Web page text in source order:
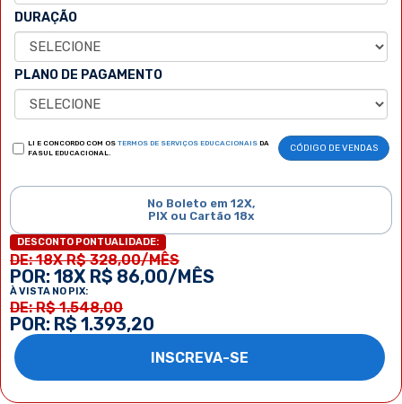
DURAÇÃO
PLANO DE PAGAMENTO
LI E CONCORDO COM OS TERMOS DE SERVIÇOS EDUCACIONAIS DA
FASUL EDUCACIONAL.
CÓDIGO DE VENDAS
No Boleto em 12X,
PIX ou Cartão 18x
DESCONTO PONTUALIDADE:
DE: 18X R$ 328,00/MÊS
POR: 18X R$ 86,00/MÊS
À VISTA NO PIX:
DE: R$ 1.548,00
POR: R$ 1.393,20
INSCREVA-SE